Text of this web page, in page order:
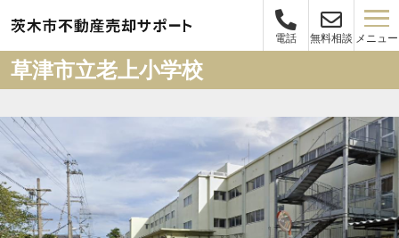
電話 無料相談 メニュー
草津市立老上小学校